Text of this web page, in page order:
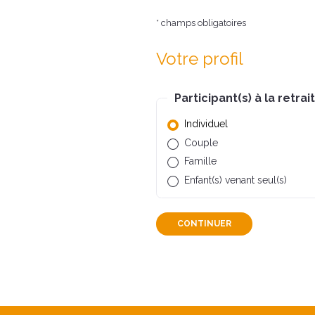
* champs obligatoires
Votre profil
Participant(s) à la
Individuel
Couple
Famille
Enfant(s) venant seul(s)
CONTINUER